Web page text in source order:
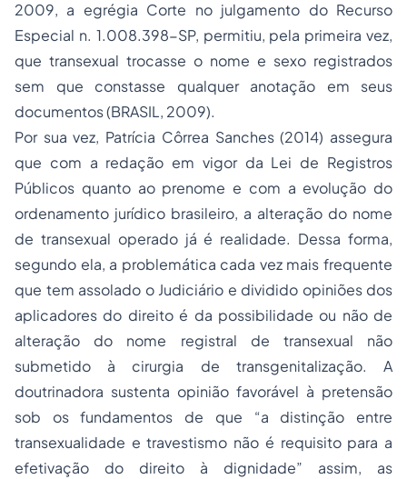
2009, a egrégia Corte no julgamento do Recurso
Especial n. 1.008.398-SP, permitiu, pela primeira vez,
que transexual trocasse o nome e sexo registrados
sem que constasse qualquer anotação em seus
documentos (BRASIL, 2009).
Por sua vez, Patrícia Côrrea Sanches (2014) assegura
que com a redação em vigor da Lei de Registros
Públicos quanto ao prenome e com a evolução do
ordenamento jurídico brasileiro, a alteração do nome
de transexual operado já é realidade. Dessa forma,
segundo ela, a problemática cada vez mais frequente
que tem assolado o Judiciário e dividido opiniões dos
aplicadores do direito é da possibilidade ou não de
alteração do nome registral de transexual não
submetido à cirurgia de transgenitalização. A
doutrinadora sustenta opinião favorável à pretensão
sob os fundamentos de que “a distinção entre
transexualidade e travestismo não é requisito para a
efetivação do direito à dignidade” assim, as